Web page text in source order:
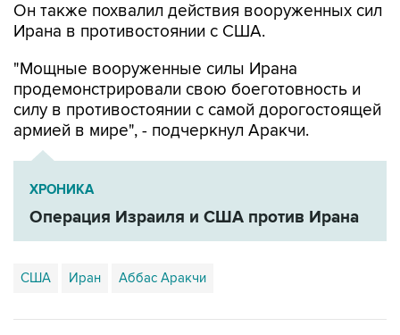
Он также похвалил действия вооруженных сил
Ирана в противостоянии с США.
"Мощные вооруженные силы Ирана
продемонстрировали свою боеготовность и
силу в противостоянии с самой дорогостоящей
армией в мире", - подчеркнул Аракчи.
ХРОНИКА
Операция Израиля и США против Ирана
США Иран Аббас Аракчи